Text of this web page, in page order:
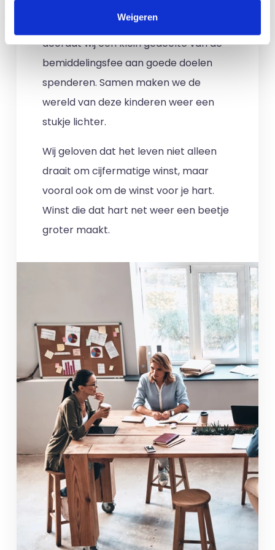
Weigeren
het liefst met deze kinderen. Als
opdrachtgever werkt u hieraan mee
doordat wij een klein gedeelte van de
bemiddelingsfee aan goede doelen
spenderen. Samen maken we de
wereld van deze kinderen weer een
stukje lichter.
Wij geloven dat het leven niet alleen
draait om cijfermatige winst, maar
vooral ook om de winst voor je hart.
Winst die dat hart net weer een beetje
groter maakt.